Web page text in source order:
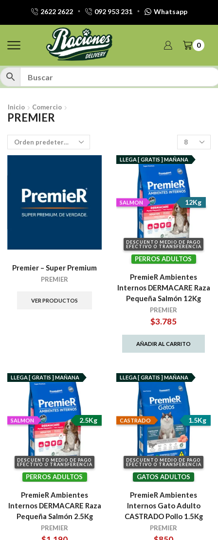
2622 2622 092 953 231 Whatsapp
0
Inicio Comercio
PREMIER
Productos
por
pagina
Premier – Super Premium
PREMIER
VER PRODUCTOS
DESCUENTO MEDIO DE PAGO
EFECTIVO O TRANSFERENCIA
12Kg
SALMON
LLEGA [ GRATIS ] MAÑANA
PERROS ADULTOS
PremieR Ambientes
Internos DERMACARE Raza
Pequeña Salmón 12Kg
PREMIER
$3.785
AÑADIR AL CARRITO
DESCUENTO MEDIO DE PAGO
EFECTIVO O TRANSFERENCIA
2.5Kg
SALMON
LLEGA [ GRATIS ] MAÑANA
PERROS ADULTOS
PremieR Ambientes
Internos DERMACARE Raza
Pequeña Salmón 2.5Kg
PREMIER
DESCUENTO MEDIO DE PAGO
EFECTIVO O TRANSFERENCIA
CASTRADO 1.5Kg
LLEGA [ GRATIS ] MAÑANA
GATOS ADULTOS
PremieR Ambientes
Internos Gato Adulto
CASTRADO Pollo 1.5Kg
PREMIER